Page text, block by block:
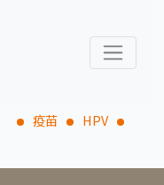
疫苗
HPV